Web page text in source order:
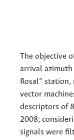
The objective
arrival azimuth
Rosal”
vector
descriptors of
2008;
signals were